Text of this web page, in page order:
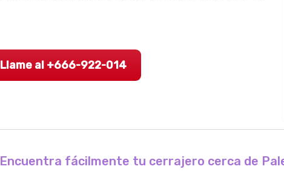
Llame al +666-922-014
Encuentra fácilmente tu cerrajero cerca de